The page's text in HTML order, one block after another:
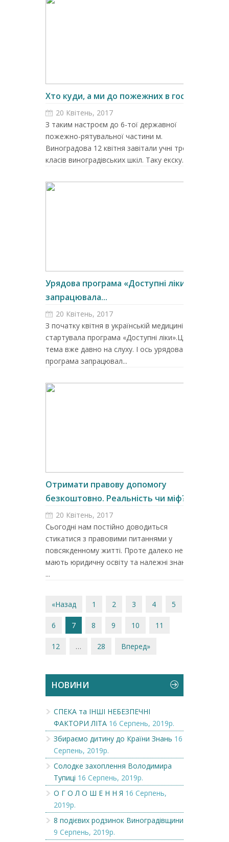
Хто куди, а ми до пожежних в гості...
20 Квітень, 2017
З таким настроєм до 6-тої державної
пожежно-рятувальної частини м.
Виноградова 12 квітня завітали учні третіх
класів виноградівських шкіл. Таку екску...
Урядова програма «Доступні ліки»
запрацювала...
20 Квітень, 2017
З початку квітня в українській медицині
стартувала програма «Доступні ліки».Ця
тема вже давно на слуху. І ось урядова
програма запрацювал...
Отримати правову допомогу
безкоштовно. Реальність чи міф?...
20 Квітень, 2017
Сьогодні нам постійно доводиться
стикатися з правовими питаннями у
повсякденному житті. Проте далеко не всі
мають юридичну освіту та належні знання,
...
«Назад 1 2 3 4 5
6 7 8 9 10 11
12 … 28 Вперед»
НОВИНИ
СПЕКА та ІНШІ НЕБЕЗПЕЧНІ
ФАКТОРИ ЛІТА 16 Серпень, 2019р.
Збираємо дитину до Країни Знань 16
Серпень, 2019р.
Солодке захоплення Володимира
Тупиці 16 Серпень, 2019р.
О Г О Л О Ш Е Н Н Я 16 Серпень,
2019р.
8 подієвих родзинок Виноградівщини
9 Серпень, 2019р.